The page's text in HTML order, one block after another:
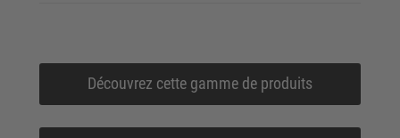
Découvrez cette gamme de produits